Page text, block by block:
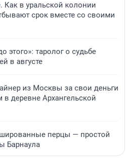
в уральской колонии
срок вместе со своими
этого»: таролог о судьбе
в августе
из Москвы за свои деньги
в деревне Архангельской
перцы — простой
Барнаула